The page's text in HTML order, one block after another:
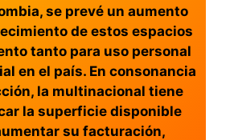
se prevé un aumento
de estos espacios
tanto para uso personal
en el país. En consonancia
la multinacional tiene
la superficie disponible
su facturación,